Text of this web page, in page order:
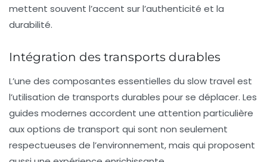
mettent souvent l’accent sur l’authenticité et la
durabilité.
Intégration des transports durables
L’une des composantes essentielles du slow travel est
l’utilisation de transports durables pour se déplacer. Les
guides modernes accordent une attention particulière
aux options de transport qui sont non seulement
respectueuses de l’environnement, mais qui proposent